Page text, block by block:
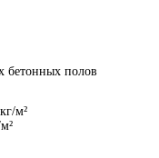
бетонных полов
м²